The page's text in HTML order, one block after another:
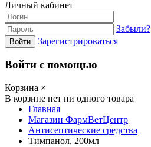
Личный кабинет
Забыли?
Войти Зарегистрироваться
Войти с помощью
Корзина ×
В корзине нет ни одного товара
Главная
Магазин ФармВетЦентр
Антисептические средства
Тимпанол, 200мл